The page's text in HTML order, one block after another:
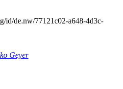
id/de.nw/77121c02-a648-4d3c-
Geyer